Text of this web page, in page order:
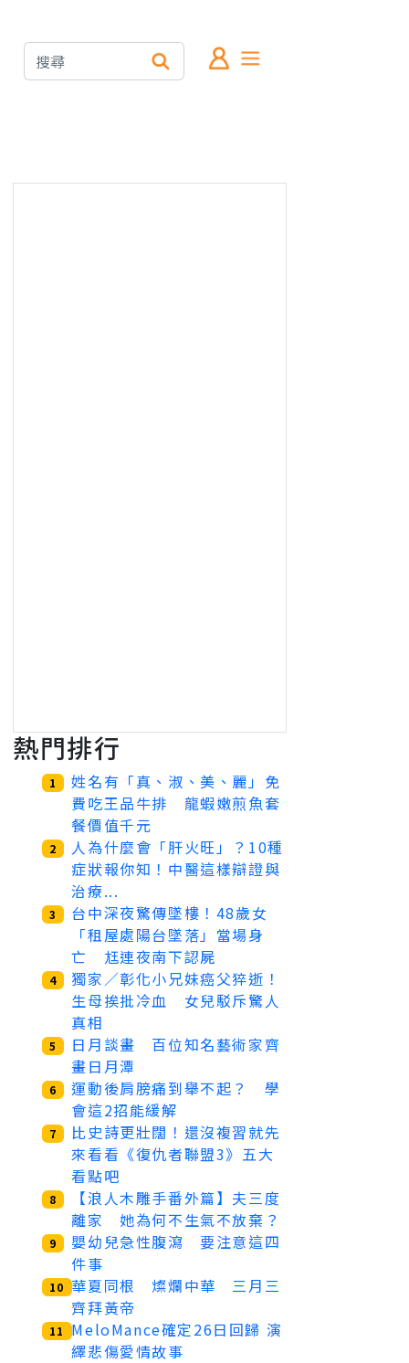
熱門排行
1
姓名有「真、淑、美、麗」免
費吃王品牛排 龍蝦嫩煎魚套
餐價值千元
2
人為什麼會「肝火旺」？10種
症狀報你知！中醫這樣辯證與
治療...
3
台中深夜驚傳墜樓！48歲女
「租屋處陽台墜落」當場身
亡 尪連夜南下認屍
4
獨家／彰化小兄妹癌父猝逝！
生母挨批冷血 女兒駁斥驚人
真相
5
日月談畫 百位知名藝術家齊
畫日月潭
6
運動後肩膀痛到舉不起？ 學
會這2招能緩解
7
比史詩更壯闊！還沒複習就先
來看看《復仇者聯盟3》五大
看點吧
8
【浪人木雕手番外篇】夫三度
離家 她為何不生氣不放棄？
9
嬰幼兒急性腹瀉 要注意這四
件事
10 華夏同根 燦爛中華 三月三
齊拜黃帝
11
MeloMance確定26日回歸 演
繹悲傷愛情故事